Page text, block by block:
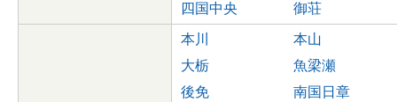
四国中央
御荘
本川
本山
大栃
魚梁瀬
後免
南国日章